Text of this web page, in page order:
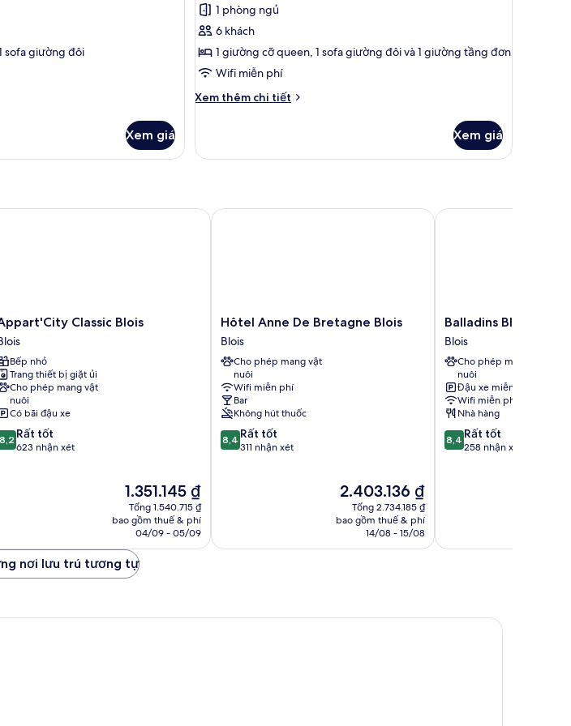
sofa giường đôi
Xem giá
Phòng
dành
cho
gia
đình
nhận
xét)
1 phòng ngủ
6 khách
1 giường cỡ queen, 1 sofa giường đôi và 1 giường tầng đơn
Wifi miễn phí
Xem thêm chi tiết
Chi
Phòng
đình
Xem giá
Classic Blois
Bếp nhỏ
Trang thiết bị giặt ủi
Cho phép mang vật
nuôi
Có bãi đậu xe
8,2 Rất tốt
623 nhận xét
Giá
hiện
tại
1.351.145 ₫
1.351.145 ₫
Tổng 1.540.715 ₫
bao gồm thuế & phí
04/09 - 05/09
Classic Blois
Hôtel
Anne
De
Bretagne
Blois
Blois
Hôtel Anne De Bretagne Blois
Blois
Cho phép mang vật
nuôi
Wifi miễn phí
Bar
Không hút thuốc
8.4
trên
8,4 Rất tốt
311 nhận xét
Giá
hiện
tại
2.403.136 ₫
2.403.136 ₫
Tổng 2.734.185 ₫
bao gồm thuế & phí
14/08 - 15/08
Hôtel Anne De Bretagne Blois
Balladins
Blois
Blois
Balladins Blois
Blois
Cho phép mang vật
nuôi
Đậu xe miễn phí
Wifi miễn phí
Nhà hàng
8.4
trên
8,4 Rất tốt
258 nhận xét
Balladins Blois
nơi lưu trú tương tự